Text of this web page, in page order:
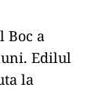
Boc a
Edilul
la